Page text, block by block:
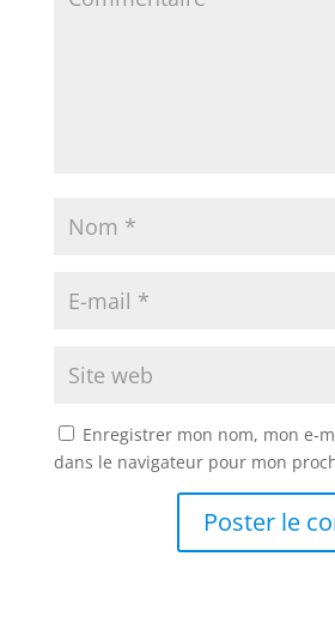
Enregistrer mon nom, mon e-
dans le navigateur pour mon